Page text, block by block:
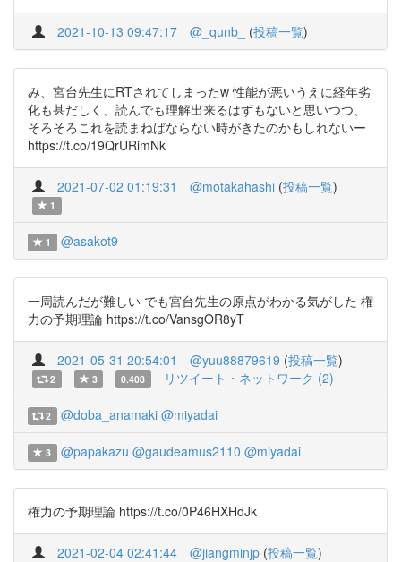
2021-10-13 09:47:17 @_qunb_ (投稿一覧)
み、宮台先生にRTされてしまったw 性能が悪いうえに経年劣
化も甚だしく、読んでも理解出来るはずもないと思いつつ、
そろそろこれを読まねばならない時がきたのかもしれないー
https://t.co/19QrURimNk
2021-07-02 01:19:31 @motakahashi (投稿一覧)
1
1 @asakot9
一周読んだが難しい でも宮台先生の原点がわかる気がした 権
力の予期理論 https://t.co/VansgOR8yT
2021-05-31 20:54:01 @yuu88879619 (投稿一覧)
2 3 0.408 リツイート・ネットワーク (2)
2 @doba_anamaki @miyadai
3 @papakazu @gaudeamus2110 @miyadai
権力の予期理論 https://t.co/0P46HXHdJk
2021-02-04 02:41:44 @jiangminjp (投稿一覧)